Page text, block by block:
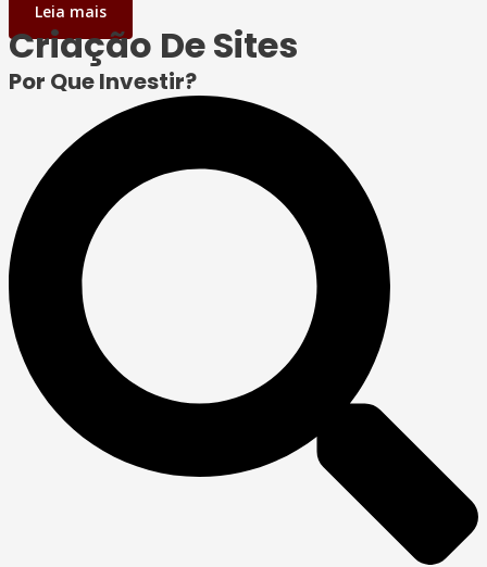
Leia mais
Criação De Sites
Por Que Investir?